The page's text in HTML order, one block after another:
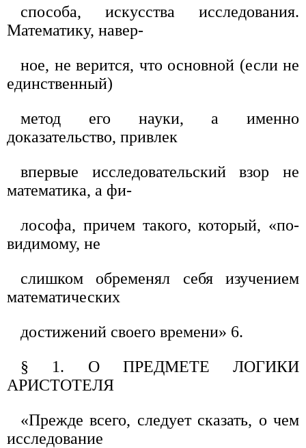
способа, искусства исследования.
Математику, навер-
ное, не верится, что основной (если не
единственный)
метод его науки, а именно
доказательство, привлек
впервые исследовательский взор не
математика, а фи-
лософа, причем такого, который, «по-
видимому, не
слишком обременял себя изучением
математических
достижений своего времени» 6.
§ 1. О ПРЕДМЕТЕ ЛОГИКИ
АРИСТОТЕЛЯ
«Прежде всего, следует сказать, о чем
исследование